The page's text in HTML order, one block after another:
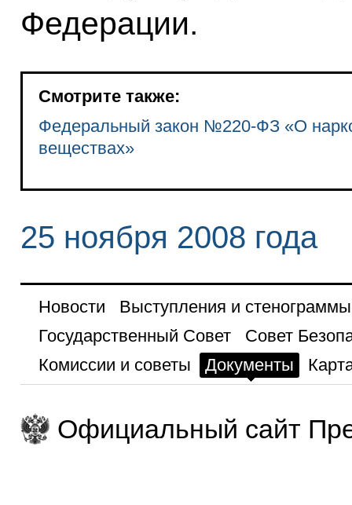
Федерации.
Смотрите также:
Федеральный закон №220-ФЗ «О
веществах»
25 ноября 2008 года
Новости
Выступления и стенограммы
Государственный Совет
Совет
Комиссии и советы
Документы
Официальный сайт